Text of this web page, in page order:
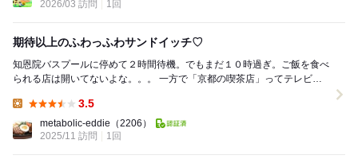
2026/03 訪問
1回
期待以上のふわっふわサンドイッチ♡
知恩院バスプールに停めて２時間待機。でもまだ１０時過ぎ。ご飯を食べ
られる店は開いてないよな。。。 一方で「京都の喫茶店」ってテレビと
3.5
metabolic-eddie （2206）
2025/11 訪問
1回